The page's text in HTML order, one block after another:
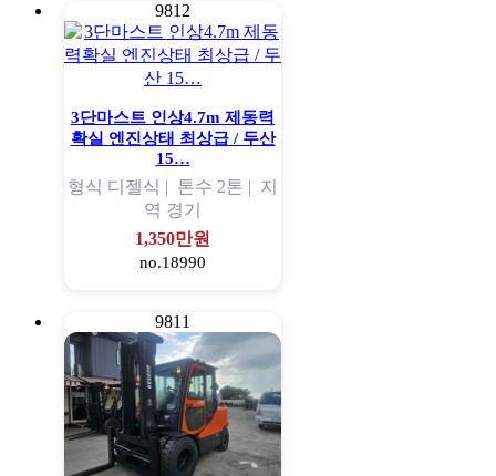
9812
3단마스트 인상4.7m 제동력
확실 엔진상태 최상급 / 두산
15…
형식 디젤식 | 톤수 2톤 | 지
역 경기
1,350만원
no.18990
9811